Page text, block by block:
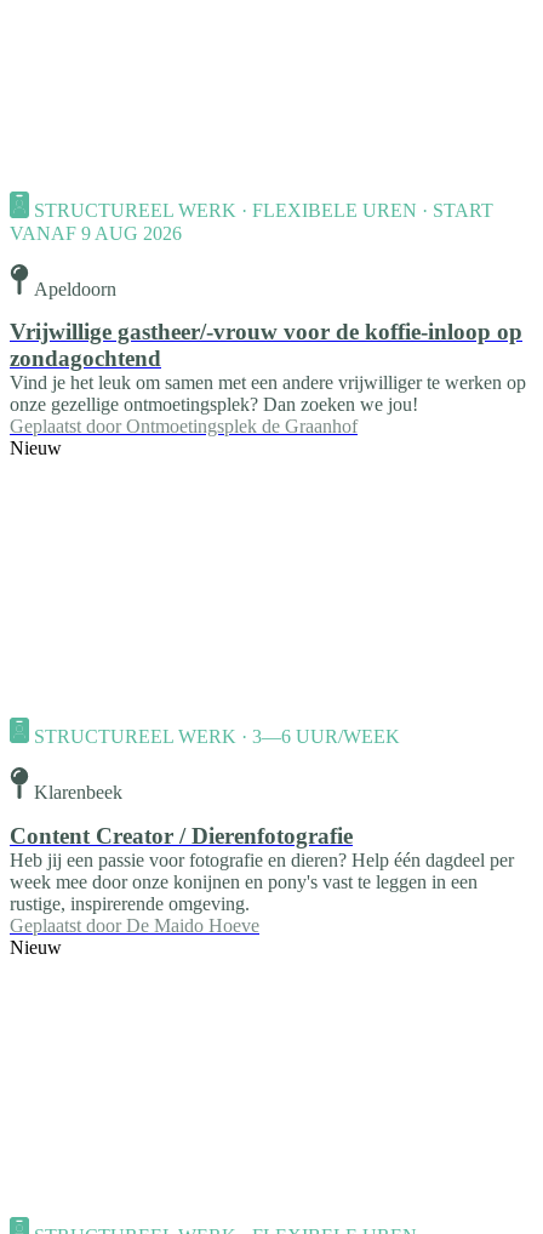
STRUCTUREEL WERK · FLEXIBELE UREN · START
VANAF 9 AUG 2026
Apeldoorn
Vrijwillige gastheer/-vrouw voor de koffie-inloop op
zondagochtend
Vind je het leuk om samen met een andere vrijwilliger te werken op
onze gezellige ontmoetingsplek? Dan zoeken we jou!
Geplaatst door Ontmoetingsplek de Graanhof
Nieuw
STRUCTUREEL WERK · 3—6 UUR/WEEK
Klarenbeek
Content Creator / Dierenfotografie
Heb jij een passie voor fotografie en dieren? Help één dagdeel per
week mee door onze konijnen en pony's vast te leggen in een
rustige, inspirerende omgeving.
Geplaatst door De Maido Hoeve
Nieuw